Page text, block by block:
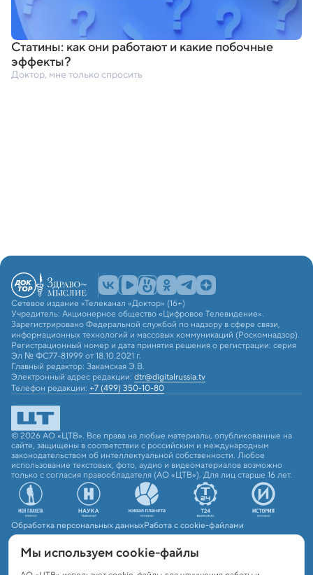
Статины: как они работают и какие побочные
эффекты?
Доктор, мне только спросить
Сетевое издание «Телеканал «Доктор» (16+)
Учредитель: Акционерное общество «Цифровое Телевидение».
Зарегистрировано Федеральной службой по надзору в сфере связи,
информационных технологий и массовых коммуникаций (Роскомнадзор).
Регистрационный номер и дата принятия решения о регистрации: серия
Эл № ФС77-81999 от 18.10.2021 г.
Главный редактор: Закамская Э.В.
Электронный адрес редакции: dtr@digitalrussia.tv
Телефон редакции: +7 (499) 350-10-80
© 2026 АО «ЦТВ». Все права на любые материалы, опубликованные на
сайте, защищены в соответствии с российским и международным
законодательством об интеллектуальной собственности. Любое
использование текстовых, фото, аудио и видеоматериалов возможно
только с согласия правообладателя (АО «ЦТВ»). Для лиц старше 16 лет.
Обработка персональных данныхРабота с cookie-файлами
Мы используем сookie-файлы